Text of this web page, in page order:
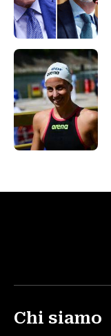
Chi siamo